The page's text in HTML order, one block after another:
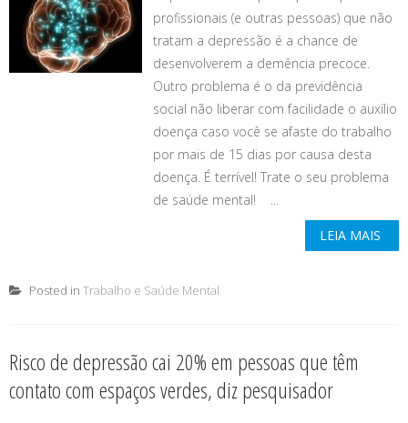
profissionais (e outras pessoas) que não
tratam a depressão é a chance de
desenvolverem a demência precoce.
Outro problema é o da previdência
social não liberar com facilidade o auxílio
doença caso você se afaste do trabalho
por mais de 15 dias por causa desta
doença. É terrível! Trate o seu problema
de saúde mental! ...
LEIA MAIS
Posted in Trabalho e Saúde Mental
Risco de depressão cai 20% em pessoas que têm
contato com espaços verdes, diz pesquisador